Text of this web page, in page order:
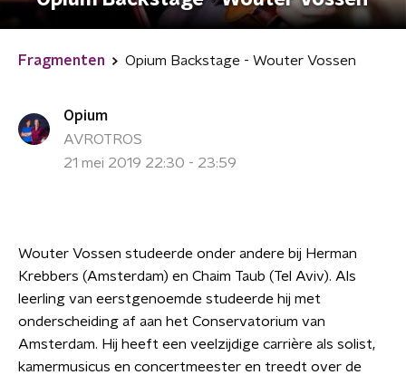
Fragmenten Opium Backstage - Wouter Vossen
Opium
AVROTROS
21 mei 2019 22:30 - 23:59
Wouter Vossen studeerde onder andere bij Herman
Krebbers (Amsterdam) en Chaim Taub (Tel Aviv). Als
leerling van eerstgenoemde studeerde hij met
onderscheiding af aan het Conservatorium van
Amsterdam. Hij heeft een veelzijdige carrière als solist,
kamermusicus en concertmeester en treedt over de